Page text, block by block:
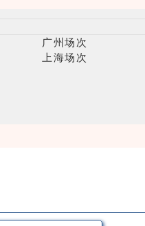
美尚(广州)化妆品股份有限公
广州中妆美业化妆品有限公
诺斯贝尔化妆品股份有
广州场次
上海场次